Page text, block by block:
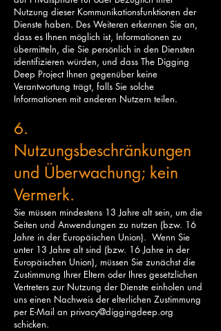
Nutzung dieser Kommunikationsfunktionen der
Dienste haben. Des Weiteren erkennen Sie an,
dass es Ihnen möglich ist, Informationen zu
übermitteln, die Sie persönlich in den Diensten
identifizieren würden, und dass The Digging
Deep Project Ihnen gegenüber keine
Verantwortung trägt, falls Sie solche
Informationen mit anderen Nutzern teilen.
6.
Nutzungsbeschränkungen
und Überwachung; kein
Vermerk.
Sie müssen mindestens 13 Jahre alt sein, um die
Seiten und Anwendungen zu nutzen (bzw. 16
Jahre in der Europäischen Union). Wenn Sie
unter 13 Jahre alt sind (bzw. 16 Jahre in der
Europäischen Union), müssen Sie zunächst die
Zustimmung Ihrer Eltern oder Ihres gesetzlichen
Vertreters zur Nutzung der Dienste einholen und
uns einen Nachweis der elterlichen Zustimmung
per E-Mail an privacy@diggingdeep.org
schicken.